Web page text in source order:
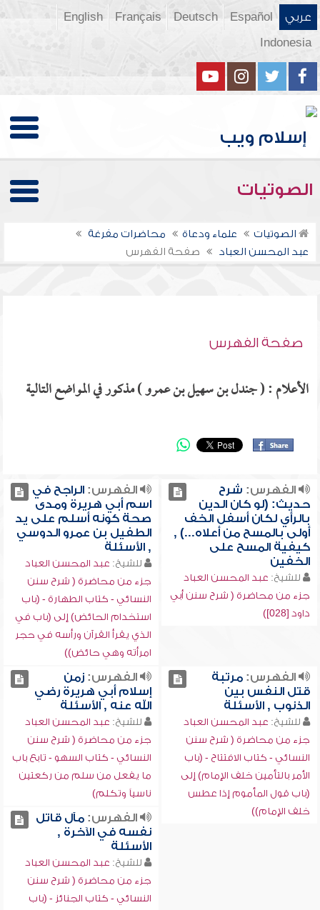
عربي Español
Deutsch
Français
English
Indonesia
الصوتيات
الصوتيات علماء ودعاة
محاضرات مفرغة
عبد المحسن العباد
صفحة الفهرس
صفحة الفهرس
الأعلام : ( جندل بن سهيل بن عمرو ) مذكور في المواضع التالية
الفهرس: شرح
حديث: (لو كان الدين
بالرأي لكان أسفل الخف
أولى بالمسح من أعلاه...) ,
كيفية المسح على
الخفين
للشيخ: عبد المحسن العباد
جزء من محاضرة ( شرح سنن أبي
داود [028])
الفهرس:الراجح في
اسم أبي هريرة ومدى
صحة كونه أسلم على يد
الطفيل بن عمرو الدوسي
, الأسئلة
للشيخ: عبد المحسن العباد
جزء من محاضرة ( شرح سنن
النسائي - كتاب الطهارة - (باب
استخدام الحائض) إلى (باب في
الذي يقرأ القرآن ورأسه في حجر
امرأته وهي حائض))
الفهرس:مرتبة
قتل النفس بين
الذنوب , الأسئلة
للشيخ: عبد المحسن العباد
جزء من محاضرة ( شرح سنن
النسائي - كتاب الافتتاح - (باب
الأمر بالتأمين خلف الإمام) إلى
(باب قول المأموم إذا عطس
خلف الإمام))
الفهرس:زمن
إسلام أبي هريرة رضي
الله عنه , الأسئلة
للشيخ: عبد المحسن العباد
جزء من محاضرة ( شرح سنن
النسائي - كتاب السهو - تابع باب
ما يفعل من سلم من ركعتين
ناسياً وتكلم)
الفهرس:مآل قاتل
نفسه في الآخرة ,
الأسئلة
للشيخ: عبد المحسن العباد
جزء من محاضرة ( شرح سنن
النسائي - كتاب الجنائز - (باب